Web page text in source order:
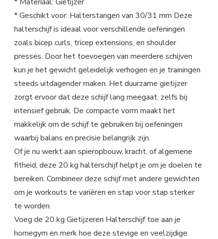
* Geschikt voor: Halterstangen van 30/31 mm Deze
halterschijf is ideaal voor verschillende oefeningen
zoals bicep curls, tricep extensions, en shoulder
presses. Door het toevoegen van meerdere schijven
kun je het gewicht geleidelijk verhogen en je trainingen
steeds uitdagender maken. Het duurzame gietijzer
zorgt ervoor dat deze schijf lang meegaat, zelfs bij
intensief gebruik. De compacte vorm maakt het
makkelijk om de schijf te gebruiken bij oefeningen
waarbij balans en precisie belangrijk zijn.
Of je nu werkt aan spieropbouw, kracht, of algemene
fitheid, deze 20 kg halterschijf helpt je om je doelen te
bereiken. Combineer deze schijf met andere gewichten
om je workouts te variëren en stap voor stap sterker
te worden.
Voeg de 20 kg Gietijzeren Halterschijf toe aan je
homegym en merk hoe deze stevige en veelzijdige